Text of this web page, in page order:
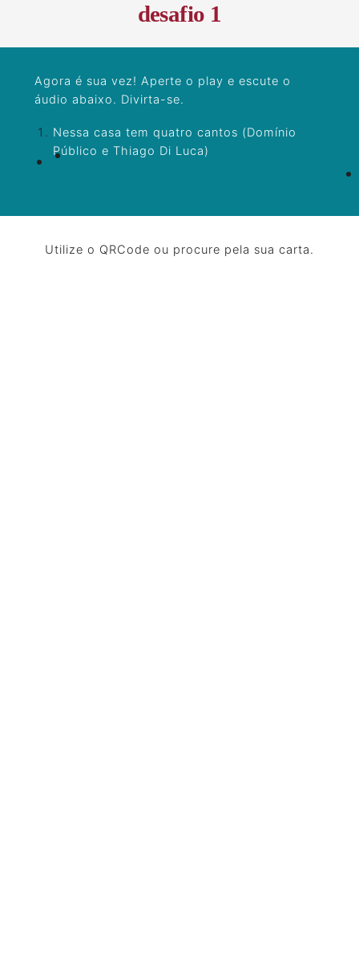
desafio 1
Agora é sua vez! Aperte o play e escute o
áudio abaixo. Divirta-se.
Nessa casa tem quatro cantos (Domínio
Público e Thiago Di Luca)
Utilize o QRCode ou procure pela sua carta.